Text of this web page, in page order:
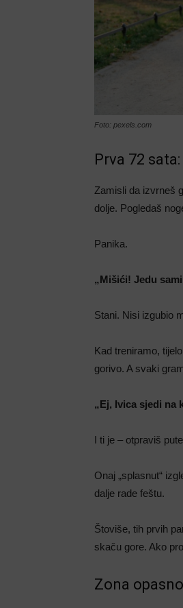
Foto: pexels.com
Prva 72 sata:
Zamisli da izvrneš
dolje. Pogledaš
Panika.
„Mišići! Jedu
Stani. Nisi izgubio
Kad treniramo,
gorivo. A svaki
„Ej, Ivica sjedi na
I ti je – otpraviš
Onaj „splasnut“
dalje rade feštu.
Štoviše, tih prvih
skaču gore. Ako
Zona